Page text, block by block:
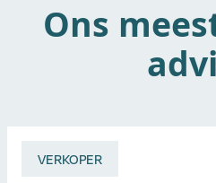
Ons
VERKOPER